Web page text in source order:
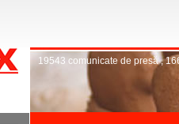
19543 comunicate de presă,